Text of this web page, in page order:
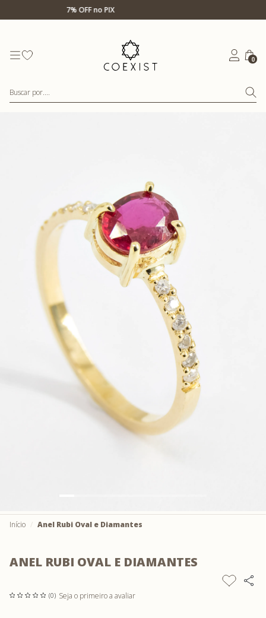
Ir para Home Prata
0
Buscar por....
Início Anel Rubi Oval e Diamantes
ANEL RUBI OVAL E DIAMANTES
(0) Seja o primeiro a avaliar